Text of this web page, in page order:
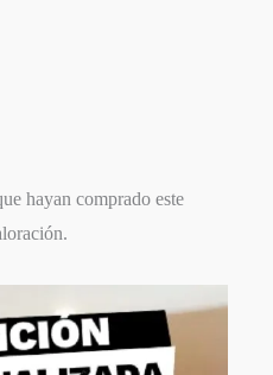
hayan comprado este